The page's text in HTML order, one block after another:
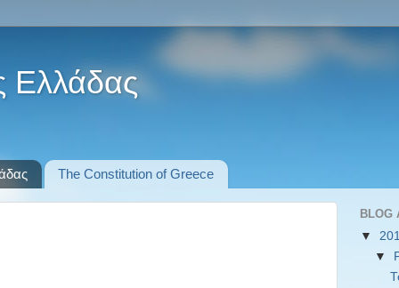
Ελλάδας
The Constitution of Greece
BLOG
▼
▼